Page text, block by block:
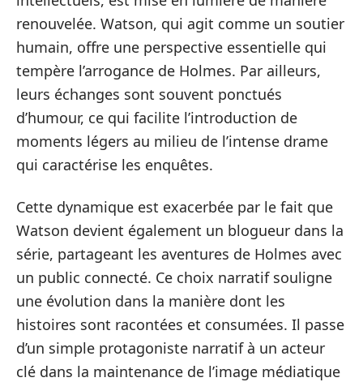
renouvelée. Watson, qui agit comme un soutier
humain, offre une perspective essentielle qui
tempère l’arrogance de Holmes. Par ailleurs,
leurs échanges sont souvent ponctués
d’humour, ce qui facilite l’introduction de
moments légers au milieu de l’intense drame
qui caractérise les enquêtes.
Cette dynamique est exacerbée par le fait que
Watson devient également un blogueur dans la
série, partageant les aventures de Holmes avec
un public connecté. Ce choix narratif souligne
une évolution dans la manière dont les
histoires sont racontées et consumées. Il passe
d’un simple protagoniste narratif à un acteur
clé dans la maintenance de l’image médiatique